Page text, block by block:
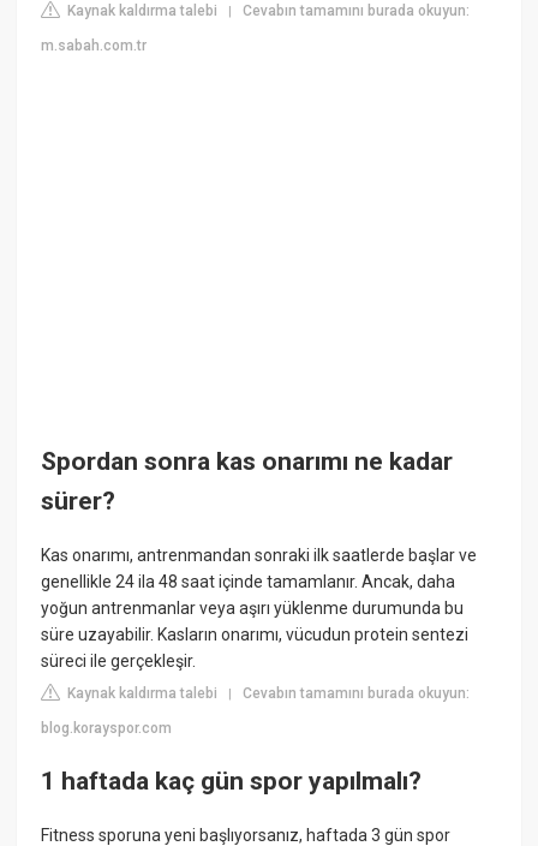
Kaynak kaldırma talebi |Cevabın tamamını burada okuyun:
m.sabah.com.tr
Spordan sonra kas onarımı ne kadar
sürer?
Kas onarımı, antrenmandan sonraki ilk saatlerde başlar ve
genellikle 24 ila 48 saat içinde tamamlanır. Ancak, daha
yoğun antrenmanlar veya aşırı yüklenme durumunda bu
süre uzayabilir. Kasların onarımı, vücudun protein sentezi
süreci ile gerçekleşir.
Kaynak kaldırma talebi |Cevabın tamamını burada okuyun:
blog.korayspor.com
1 haftada kaç gün spor yapılmalı?
Fitness sporuna yeni başlıyorsanız, haftada 3 gün spor